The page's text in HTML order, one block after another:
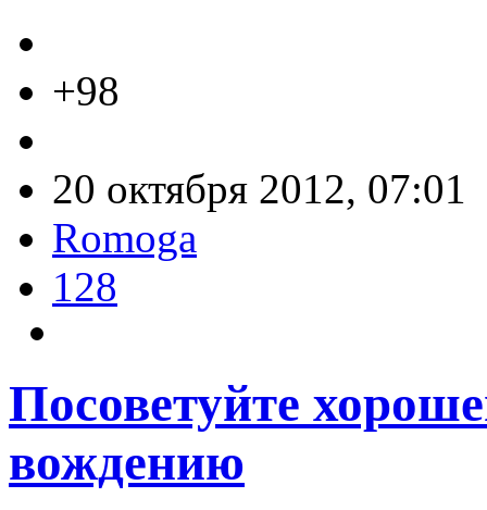
+98
20 октября 2012, 07:01
Romoga
128
Посоветуйте
вождению